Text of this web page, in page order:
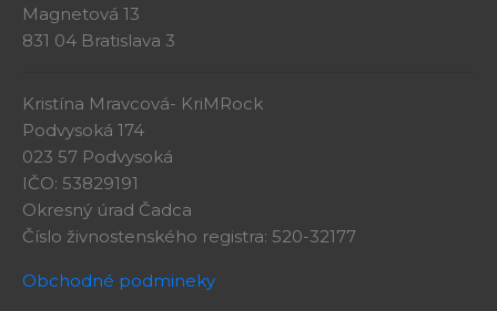
Magnetová 13
831 04 Bratislava 3
Kristína Mravcová- KriMRock
Podvysoká 174
023 57 Podvysoká
IČO: 53829191
Okresný úrad Čadca
Číslo živnostenského registra: 520-32177
Obchodné podmineky